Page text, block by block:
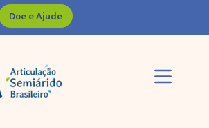
Doe e Ajude